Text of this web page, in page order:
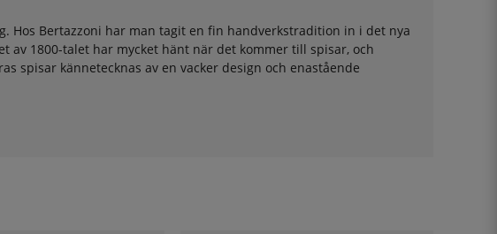
Hos Bertazzoni har man tagit en fin handverkstradition in i det nya
1800-talet har mycket hänt när det kommer till spisar, och
spisar kännetecknas av en vacker design och enastående